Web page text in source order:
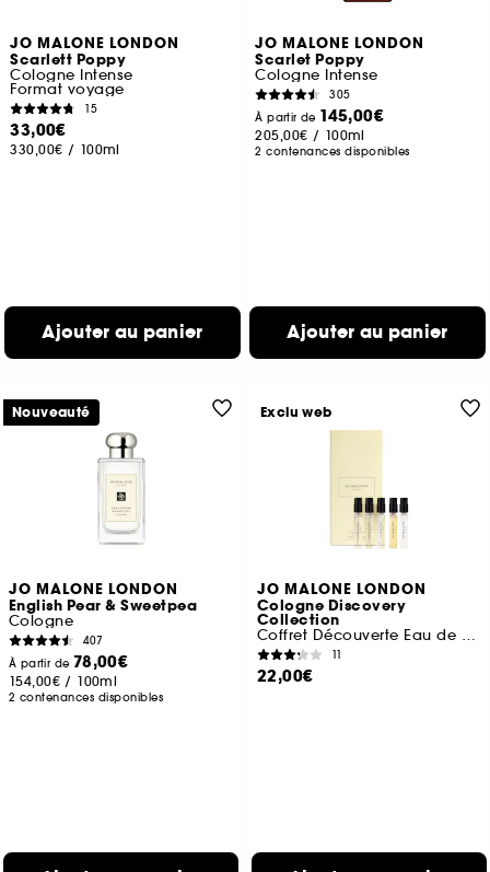
JO MALONE LONDON
Scarlett Poppy
Cologne Intense
Format voyage
15
33,00€
330,00€ / 100ml
Ajouter au panier
JO MALONE LONDON
Scarlet Poppy
Cologne Intense
305
À partir de 145,00€
205,00€ / 100ml
2 contenances disponibles
Ajouter au panier
JO MALONE LONDON
English Pear & Sweetpea
Cologne
407
À partir de 78,00€
154,00€ / 100ml
2 contenances disponibles
Nouveauté
JO MALONE LONDON
Cologne Discovery
Collection
Coffret Découverte Eau de Cologne
11
22,00€
Exclu web